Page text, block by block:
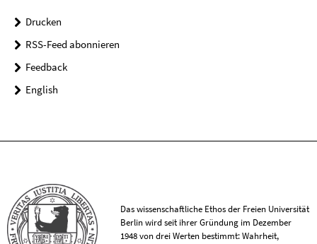
Drucken
RSS-Feed abonnieren
Feedback
English
Das wissenschaftliche Ethos der Freien Universität
Berlin wird seit ihrer Gründung im Dezember
1948 von drei Werten bestimmt: Wahrheit,